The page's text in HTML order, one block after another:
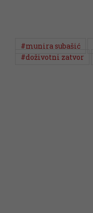
#munira subašić
#doživotni zatvor